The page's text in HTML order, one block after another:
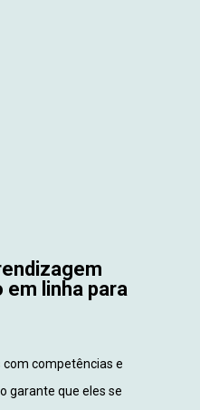
linha para
competências e
garante que eles se